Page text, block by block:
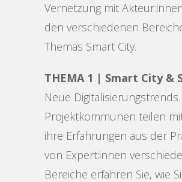
Vernetzung mit
den verschiedenen
Themas Smart City.
THEMA 1 | Smart City &
Neue Digitalisierungstrends.
Projektkommunen teilen
ihre Erfahrungen aus der
von Expert:innen
Bereiche erfahren Sie, wie